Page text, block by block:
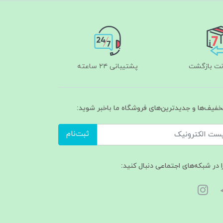
پشتیبانی ۲۴ ساعته
و جدیدترین‌های فروشگاه ما باخبر شوید:
ثبت‌نام
در شبکه‌های اجتماعی دنبال کنید: